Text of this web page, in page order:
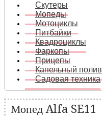
Скутеры
Мопеды
Мотоциклы
Питбайки
Квадроциклы
Фаркопы
Прицепы
Капельный полив
Садовая техника
Мопед Alfa SE11